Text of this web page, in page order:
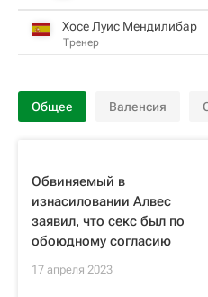
Хосе Луис Мендилибар
Тренер
Общее Валенсия
Обвиняемый в
изнасиловании Алвес
заявил, что секс был по
обоюдному согласию
17 апреля 2023